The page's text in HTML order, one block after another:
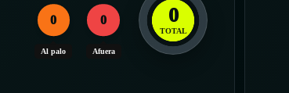
0
Al palo
0
Afuera
0
TOTAL